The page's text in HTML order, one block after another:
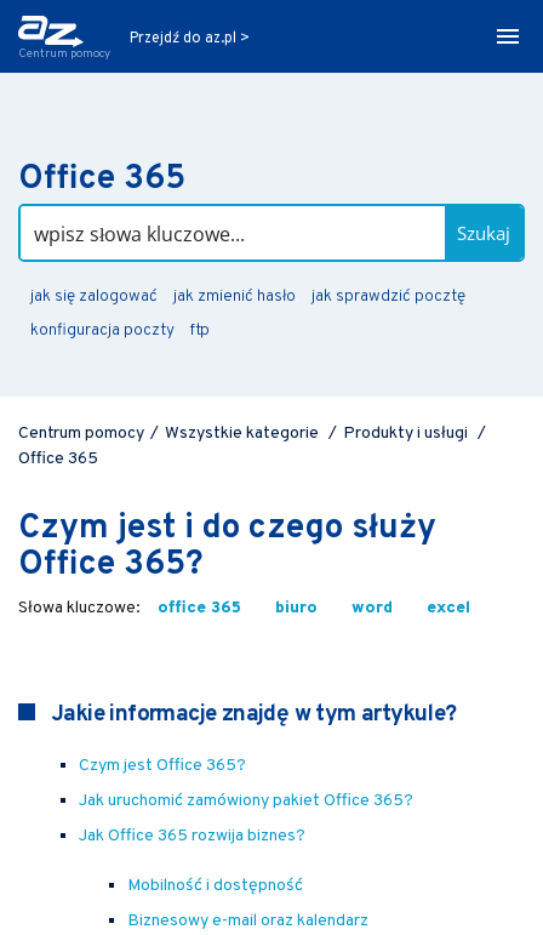
Centrum pomocy
Przejdź do az.pl >
Office 365
Szukaj
jak się zalogować jak zmienić hasło
jak sprawdzić pocztę
konfiguracja poczty
ftp
Centrum pomocy / Wszystkie kategorie / Produkty i usługi /
Office 365
Czym jest i do czego służy
Office 365?
office 365 biuro word excel
Jakie informacje znajdę w tym artykule?
Czym jest Office 365?
Jak uruchomić zamówiony pakiet Office 365?
Jak Office 365 rozwija biznes?
Mobilność i dostępność
Biznesowy e-mail oraz kalendarz